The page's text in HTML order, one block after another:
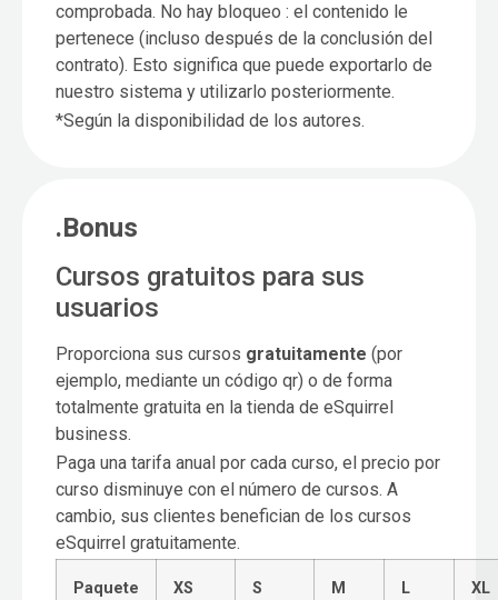
comprobada. No hay bloqueo : el contenido le
pertenece (incluso después de la conclusión del
contrato). Esto significa que puede exportarlo de
nuestro sistema y utilizarlo posteriormente.
*Según la disponibilidad de los autores.
.Bonus
Cursos gratuitos para sus
usuarios
Proporciona sus cursos gratuitamente (por
ejemplo, mediante un código qr) o de forma
totalmente gratuita en la tienda de eSquirrel
business.
Paga una tarifa anual por cada curso, el precio por
curso disminuye con el número de cursos. A
cambio, sus clientes benefician de los cursos
eSquirrel gratuitamente.
Paquete XS S M L XL